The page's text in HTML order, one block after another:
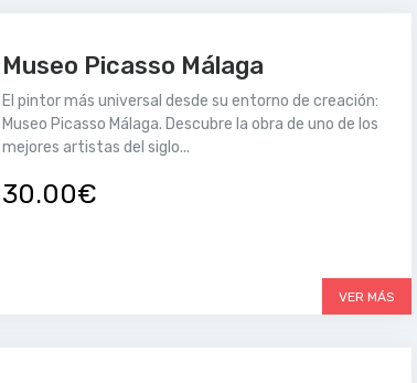
Museo Picasso Málaga
El pintor más universal desde su entorno de creación:
Museo Picasso Málaga. Descubre la obra de uno de los
mejores artistas del siglo...
30.00€
VER MÁS